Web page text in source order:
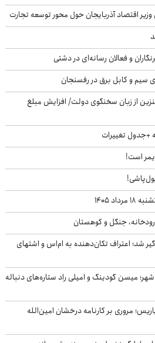
وزیر اقتصاد آذربایجان حول محور توسعه تجارت
و فعالان رسانه‌ای در دشتی
از زبان سخنگوی دولت/ افزایش مبلغ
+جدول تغییرات
است!
۱۴۰۵
رودخانه، جنگل و کوهستان
شد؛ اعتراف تکان‌دهنده به ام‌اس و اشتهای
میسن گودینگ و امیلی راد ستاره‌های دنباله
مروری بر کارنامه درخشان امین‌الله